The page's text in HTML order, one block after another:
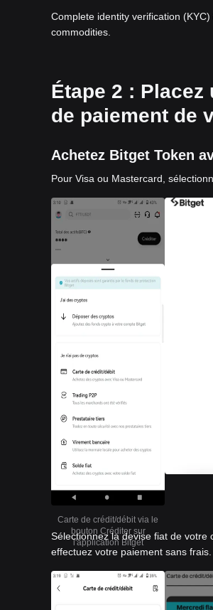
Complete identity verification
commodities.
Étape 2 :
de paiement de
Achetez Bitget Token
Pour Visa ou Mastercard,
Carte de crédit/débit via le
bouton Créditer sur
l'application Bitget
Sélectionnez la devise fiat de votre
effectuez votre paiement sans frais.